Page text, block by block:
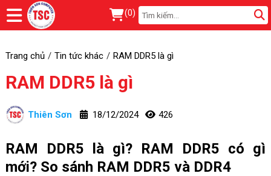
(0)
Trang chủ Tin tức khác RAM DDR5 là gì
RAM DDR5 là gì
Thiên Sơn 18/12/2024 426
RAM DDR5 là gì? RAM DDR5 có gì
mới? So sánh RAM DDR5 và DDR4